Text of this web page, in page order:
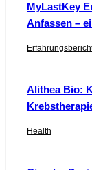
MyLastKey
Anfassen –
Alithea Bio:
Health